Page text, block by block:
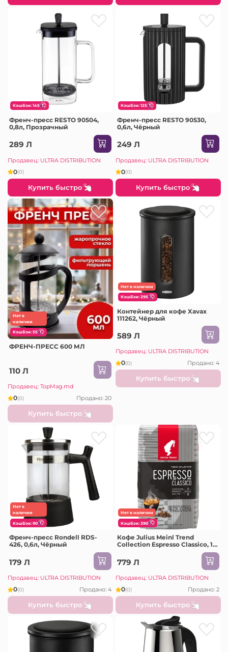
КэшБэк: 145
Френч-пресс RESTO 90504,
0,8л, Прозрачный
289 Л
Продавец: ULTRA DISTRIBUTION
0(0)
Купить быстро
КэшБэк: 125
Френч-пресс RESTO 90530,
0,6л, Чёрный
249 Л
Продавец: ULTRA DISTRIBUTION
0(0)
Купить быстро
Нет в
наличии
КэшБэк: 55
ФРЕНЧ-ПРЕСС 600 МЛ
110 Л
Продавец: TopMag.md
0(0) Продано: 20
Купить быстро
Нет в наличии
КэшБэк: 295
Контейнер для кофе Xavax
111262, Чёрный
589 Л
Продавец: ULTRA DISTRIBUTION
0(0) Продано: 4
Купить быстро
Нет в
наличии
КэшБэк: 90
Френч-пресс Rondell RDS-
426, 0,6л, Чёрный
179 Л
Продавец: ULTRA DISTRIBUTION
0(0) Продано: 4
Купить быстро
Нет в наличии
КэшБэк: 390
Кофе Julius Meinl Trend
Collection Espresso Classico, 1
779 Л
Продавец: ULTRA DISTRIBUTION
0(0) Продано: 2
Купить быстро